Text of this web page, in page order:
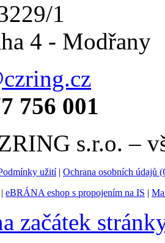
1
4 - Modřany
756 001
s.r.o. –
užití| Ochrana osobních údajů
| eBRÁNA eshop s propojením na IS |
začátek